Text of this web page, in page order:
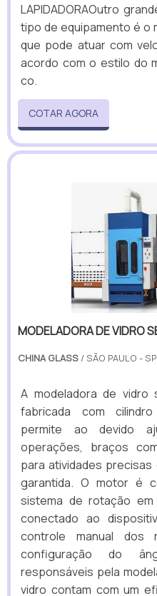
LAPIDADORAOutro
tipo de equipamento é o
que pode atuar com
acordo com o estilo do
co.
COTAR AGORA
MODELADORA DE VIDRO
CHINA GLASS / SÃO PAULO - SP
A modeladora de vidro
fabricada com
permite ao devido
operações, braços
para atividades
garantida. O motor é
sistema de rotação em
conectado ao
controle manual dos
configuração do
responsáveis pela
vidro contam com um